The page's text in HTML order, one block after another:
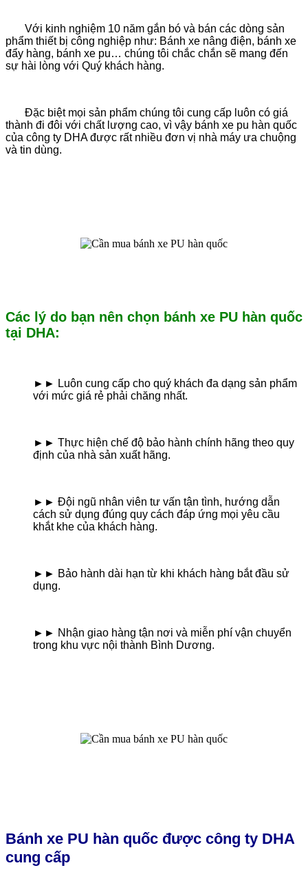
Với kinh nghiệm 10 năm gắn bó và bán các dòng sản
phẩm thiết bị công nghiệp như: Bánh xe nâng điện, bánh xe
đẩy hàng, bánh xe pu… chúng tôi chắc chắn sẽ mang đến
sự hài lòng với Quý khách hàng.
Đặc biệt mọi sản phẩm chúng tôi cung cấp luôn có giá
thành đi đôi với chất lượng cao, vì vậy bánh xe pu hàn quốc
của công ty DHA được rất nhiều đơn vị nhà máy ưa chuộng
và tin dùng.
Các lý do bạn nên chọn bánh xe PU hàn quốc
tại DHA:
► ► Luôn cung cấp cho quý khách đa dạng sản phẩm
với mức giá rẻ phải chăng nhất.
► ► Thực hiện chế độ bảo hành chính hãng theo quy
định của nhà sản xuất hãng.
► ► Đội ngũ nhân viên tư vấn tận tình, hướng dẫn
cách sử dụng đúng quy cách đáp ứng mọi yêu cầu
khắt khe của khách hàng.
► ► Bảo hành dài hạn từ khi khách hàng bắt đầu sử
dụng.
► ► Nhận giao hàng tận nơi và miễn phí vận chuyển
trong khu vực nội thành Bình Dương.
Bánh xe PU hàn quốc được công ty DHA
cung cấp